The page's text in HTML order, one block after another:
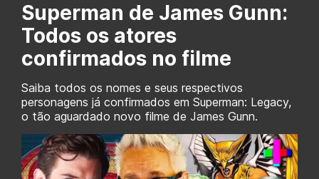
Superman de James Gunn:
Todos os atores
confirmados no filme
Saiba todos os nomes e seus respectivos
personagens já confirmados em Superman: Legacy,
o tão aguardado novo filme de James Gunn.